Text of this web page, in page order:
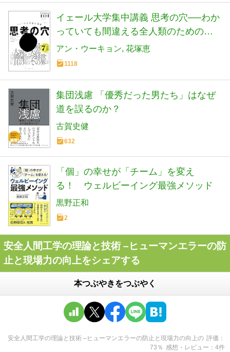
イェール大学集中講義 思考の穴──わか
っていても間違える全人類のための思
考法
アン・ウーキョン 花塚恵
1118
集団浅慮 「優秀だった男たち」はなぜ
道を誤るのか？
古賀史健
632
「個」の幸せが「チーム」を変え
る！ ウェルビーイング最強メソッド
黒野正和
2
安全人間工学の理論と技術 –ヒューマンエラーの防
止と現場力の向上をシェアする
本つぶやきをつぶやく
安全人間工学の理論と技術 –ヒューマンエラーの防止と現場力の向上の 評価
73 ％ 感想・レビュー 4件